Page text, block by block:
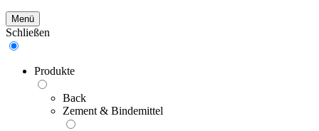
Menü
Schließen
Produkte
Back
Zement & Bindemittel